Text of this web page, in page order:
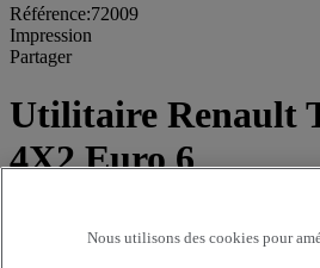
Référence:72009
Impression
Partager
Utilitaire Renault
4X2 Euro 6
Nous utilisons des cookies pour